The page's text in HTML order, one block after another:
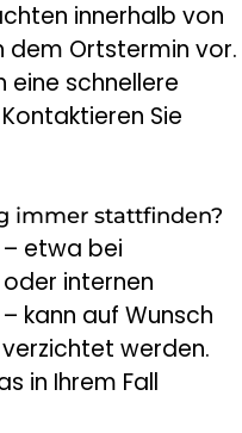
innerhalb von
dem Ortstermin vor.
eine schnellere
Sie
immer stattfinden?
– etwa bei
internen
kann auf Wunsch
werden.
in Ihrem Fall